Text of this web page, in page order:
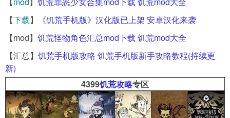
【下载】
《饥荒手机版》汉化版已上架 安卓汉化来袭
【mod】 饥荒怪物角色汇总mod下载 饥荒mod大全
【汇总】 饥荒手机版攻略 饥荒手机版新手攻略教程(持续更
新)
4399饥荒攻略专区